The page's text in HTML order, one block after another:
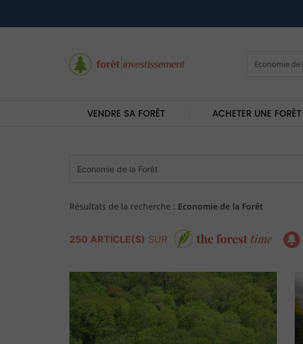
VENDRE SA FORÊT ACHETER UNE FORÊT
Résultats de la recherche : Economie de la Forêt
250 ARTICLE(S) SUR